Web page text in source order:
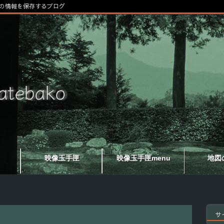
映像玉手匣 映像玉手匣menu 地図
情報を保存するブログ
サ